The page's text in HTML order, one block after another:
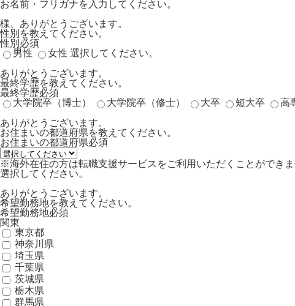
お名前・フリガナを入力してください。
様、ありがとうございます。
性別を教えてください。
性別 必須
男性
女性 選択してください。
ありがとうございます。
最終学歴を教えてください。
最終学歴必須
大学院卒（博士）
大学院卒（修士） 大卒 短大卒 高
ありがとうございます。
お住まいの都道府県を教えてください。
お住まいの都道府県必須
※海外在住の方は転職支援サービスをご利用いただくことができま
選択してください。
ありがとうございます。
希望勤務地を教えてください。
希望勤務地必須
関東
東京都
神奈川県
埼玉県
千葉県
茨城県
栃木県
群馬県